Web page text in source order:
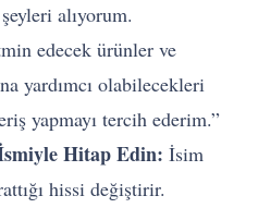
alıyorum.
edecek ürünler ve
yardımcı olabilecekleri
yapmayı tercih ederim.”
Hitap Edin: İsim
hissi değiştirir.